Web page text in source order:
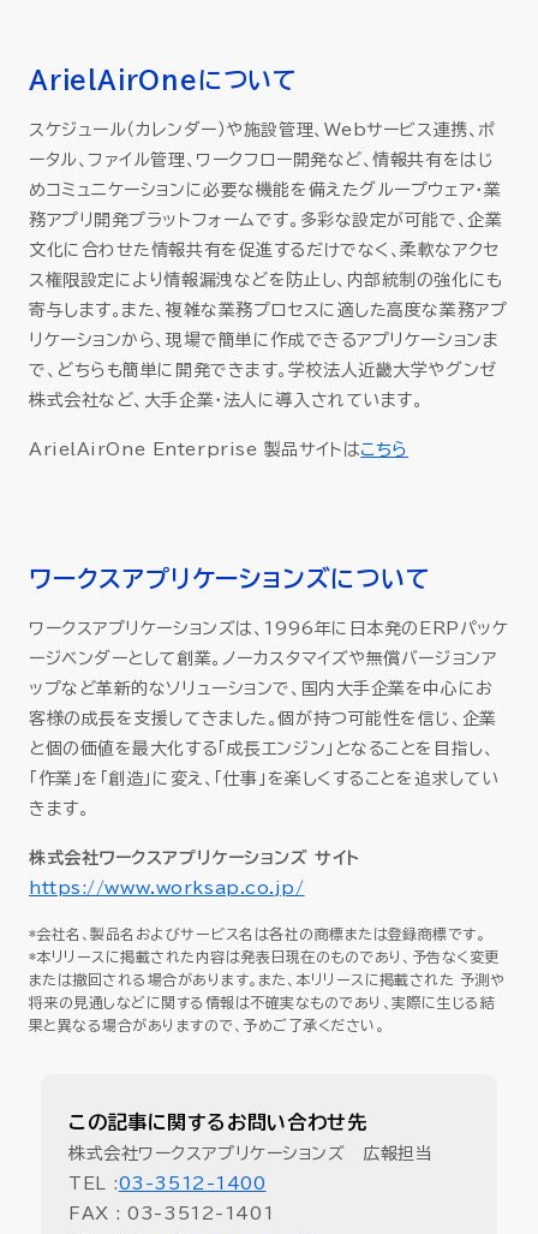
ArielAirOneについて
スケジュール（カレンダー）や施設管理、Webサービス連携、ポ
ータル、ファイル管理、ワークフロー開発など、情報共有をはじ
めコミュニケーションに必要な機能を備えたグループウェア・業
務アプリ開発プラットフォームです。多彩な設定が可能で、企業
文化に合わせた情報共有を促進するだけでなく、柔軟なアクセ
ス権限設定により情報漏洩などを防止し、内部統制の強化にも
寄与します。また、複雑な業務プロセスに適した高度な業務アプ
リケーションから、現場で簡単に作成できるアプリケーションま
で、どちらも簡単に開発できます。学校法人近畿大学やグンゼ
株式会社など、大手企業・法人に導入されています。
ArielAirOne Enterprise 製品サイトはこちら
ワークスアプリケーションズについて
ワークスアプリケーションズは、1996年に日本発のERPパッケ
ージベンダーとして創業。ノーカスタマイズや無償バージョンア
ップなど革新的なソリューションで、国内大手企業を中心にお
客様の成長を支援してきました。個が持つ可能性を信じ、企業
と個の価値を最大化する「成長エンジン」となることを目指し、
「作業」を「創造」に変え、「仕事」を楽しくすることを追求してい
きます。
株式会社ワークスアプリケーションズ サイト
https://www.worksap.co.jp/
*会社名、製品名およびサービス名は各社の商標または登録商標です。
*本リリースに掲載された内容は発表日現在のものであり、予告なく変更
または撤回される場合があります。また、本リリースに掲載された 予測や
将来の見通しなどに関する情報は不確実なものであり、実際に生じる結
果と異なる場合がありますので、予めご了承ください。
この記事に関するお問い合わせ先
株式会社ワークスアプリケーションズ 広報担当
TEL :03-3512-1400
FAX : 03-3512-1401